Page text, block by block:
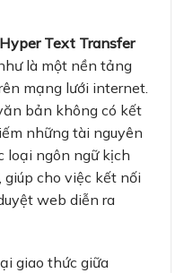
Hyper Text Transfer
là một nền tảng
mạng lưới internet.
bản không có kết
những tài nguyên
loại ngôn ngữ kịch
giúp cho việc kết nối
web diễn ra
giao thức giữa